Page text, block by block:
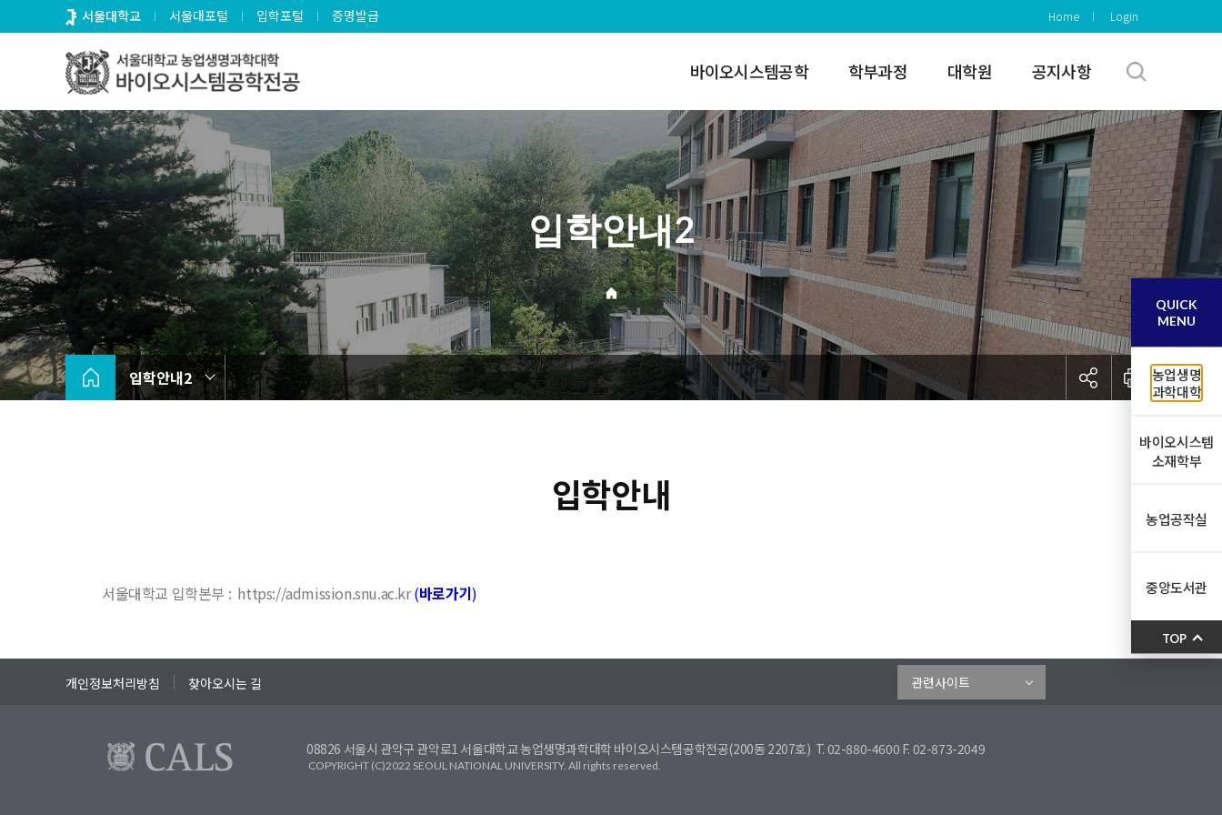
로
뉴
서울대학교 서울대포털 입학포털 증명발급 Home Login
바이오시스템공학 학부과정 대학원 공지사항
입학안내2
입학안내2
입학안내
서울대학교 입학본부 : https://admission.snu.ac.kr(바로가기)
개인정보처리방침 찾아오시는 길 관련사이트
08826 서울시 관악구 관악로1 서울대학교 농업생명과학대학 바이오시스템공학전공(200동 2207호) T. 02-880-4600 F. 02-873-2049
COPYRIGHT (C)2022 SEOUL NATIONAL UNIVERSITY. All rights reserved.
QUICK
MENU
농업생명
과학대학
바이오시스템
소재학부
농업공작실
중앙도서관
TOP